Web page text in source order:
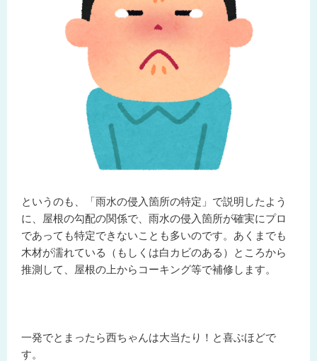
というのも、「雨水の侵入箇所の特定」で説明したよう
に、屋根の勾配の関係で、雨水の侵入箇所が確実にプロ
であっても特定できないことも多いのです。あくまでも
木材が濡れている（もしくは白カビのある）ところから
推測して、屋根の上からコーキング等で補修します。
一発でとまったら西ちゃんは大当たり！と喜ぶほどで
す。